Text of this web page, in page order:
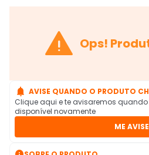
 Ops!
 AVISE QUANDO O PRODUTO
Clique aqui e te avisaremos
disponível novamente
ME AVISE